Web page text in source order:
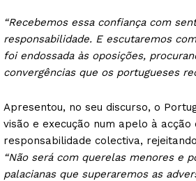
“Recebemos essa confiança com
responsabilidade. E escutaremos
foi endossada às oposições,
convergências que os portugueses
Apresentou, no seu discurso, o
visão e execução num apelo à acção
responsabilidade colectiva,
“Não será com querelas menores e
palacianas que superaremos as